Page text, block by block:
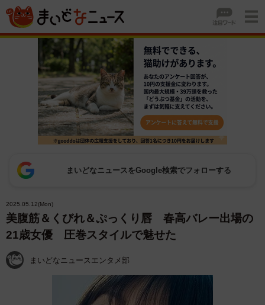
まいどなニュースをGoogle検索でフォローする
2025.05.12(Mon)
美腹筋＆くびれ＆ぷっくり唇 春高バレー出場の
21歳女優 圧巻スタイルで魅せた
まいどなニュースエンタメ部